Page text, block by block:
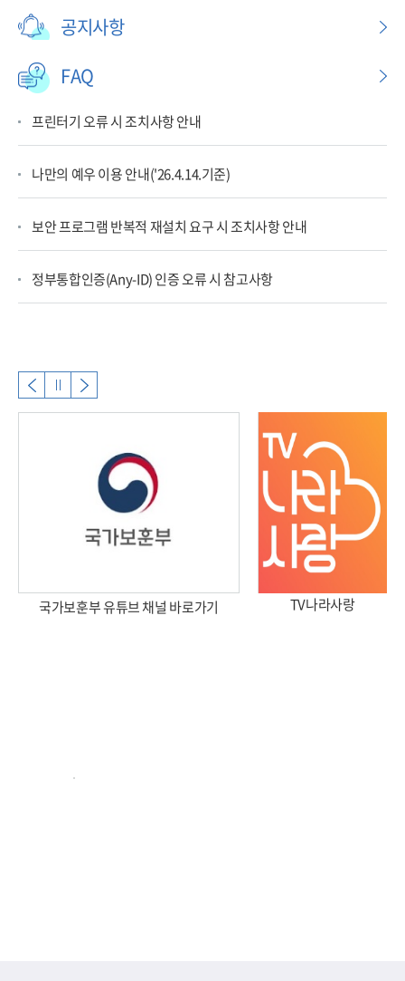
공지사항
FAQ
프린터기 오류 시 조치사항 안내
나만의 예우 이용 안내('26.4.14.기준)
보안 프로그램 반복적 재설치 요구 시 조치사항 안내
정부통합인증(Any-ID) 인증 오류 시 참고사항
국가보훈부 유튜브 채널 바로가기 2026년 국가보훈부 업
TV나라사랑